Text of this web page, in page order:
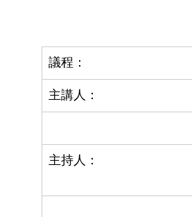
議程：
主講人：
主持人：